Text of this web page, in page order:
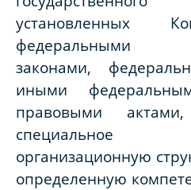
установленных
федеральными
законами,
иными
правовыми
специальное
организационную
определенную